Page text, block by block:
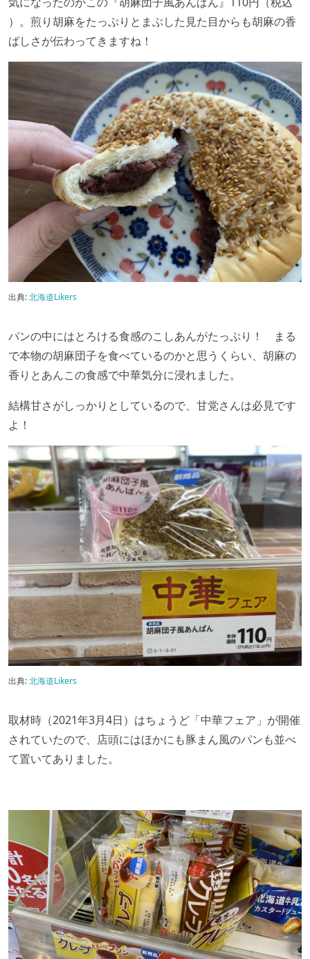
）。煎り胡麻をたっぷりとまぶした見た目からも胡麻の香
ばしさが伝わってきますね！
出典:北海道Likers
パンの中にはとろける食感のこしあんがたっぷり！ まる
で本物の胡麻団子を食べているのかと思うくらい、胡麻の
香りとあんこの食感で中華気分に浸れました。
結構甘さがしっかりとしているので、甘党さんは必見です
よ！
出典:北海道Likers
取材時（2021年3月4日）はちょうど「中華フェア」が開催
されていたので、店頭にはほかにも豚まん風のパンも並べ
て置いてありました。